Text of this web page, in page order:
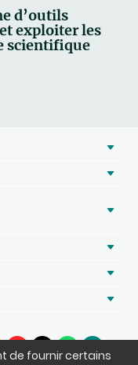
de fournir certains
d’outils
exploiter les
scientifique
YouTube
X WhatsAppPodcasts